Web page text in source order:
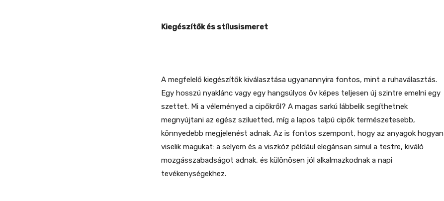
Kiegészítők és stílusismeret
A megfelelő kiegészítők kiválasztása ugyanannyira fontos, mint a ruhaválasztás.
Egy hosszú nyaklánc vagy egy hangsúlyos öv képes teljesen új szintre emelni egy
szettet. Mi a véleményed a cipőkről? A magas sarkú lábbelik segíthetnek
megnyújtani az egész sziluetted, míg a lapos talpú cipők természetesebb,
könnyedebb megjelenést adnak. Az is fontos szempont, hogy az anyagok hogyan
viselik magukat: a selyem és a viszkóz például elegánsan simul a testre, kiváló
mozgásszabadságot adnak, és különösen jól alkalmazkodnak a napi
tevékenységekhez.